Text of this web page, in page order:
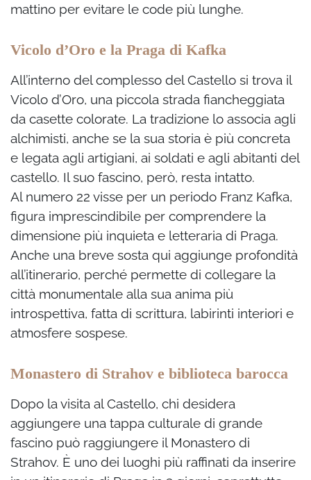
mattino per evitare le code più lunghe.
Vicolo d’Oro e la Praga di Kafka
All’interno del complesso del Castello si trova il
Vicolo d’Oro, una piccola strada fiancheggiata
da casette colorate. La tradizione lo associa agli
alchimisti, anche se la sua storia è più concreta
e legata agli artigiani, ai soldati e agli abitanti del
castello. Il suo fascino, però, resta intatto.
Al numero 22 visse per un periodo Franz Kafka,
figura imprescindibile per comprendere la
dimensione più inquieta e letteraria di Praga.
Anche una breve sosta qui aggiunge profondità
all’itinerario, perché permette di collegare la
città monumentale alla sua anima più
introspettiva, fatta di scrittura, labirinti interiori e
atmosfere sospese.
Monastero di Strahov e biblioteca barocca
Dopo la visita al Castello, chi desidera
aggiungere una tappa culturale di grande
fascino può raggiungere il Monastero di
Strahov. È uno dei luoghi più raffinati da inserire